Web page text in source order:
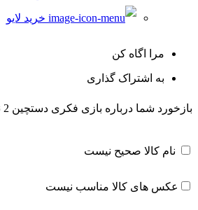
خرید لایو
مرا اگاه کن
به اشتراک گذاری
بازخورد شما درباره بازی فکری دستچین 2 نفره بازیتا 48
نام کالا صحیح نیست
عکس های کالا مناسب نیست